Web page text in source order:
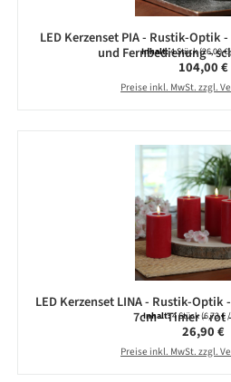
LED Kerzenset PIA - Rustik-Optik
und Fernbedienung -
Inhalt:4 Stück(26,00
Regulärer
104,00 €
Preise inkl. MwSt. zzgl.
LED Kerzenset LINA - Rustik-Optik
7cm - Timer - rot
Inhalt:4 Stück(6,73 €
26,90 €
Preise inkl. MwSt. zzgl.